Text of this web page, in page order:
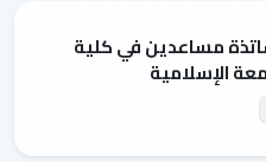
مساعدين في كلية
الإسلامية